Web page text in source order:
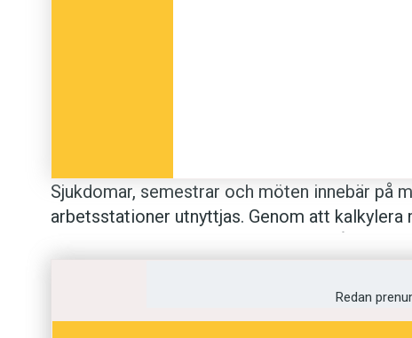
Sjukdomar, semestrar och möten innebär på
arbetsstationer utnyttjas. Genom att kalkylera
platser: ”Tanken med flexkontoret är en
den som för tillfället behöver arbeta ostörd
Redan